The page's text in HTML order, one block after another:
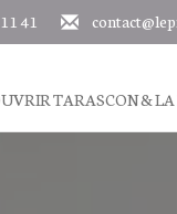
41
TARASCON &